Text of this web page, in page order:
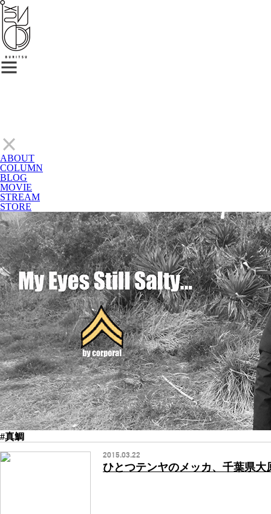
ABOUT
COLUMN
BLOG
MOVIE
STREAM
STORE
#真鯛
2015.03.22
ひとつテンヤのメッカ、千葉県大